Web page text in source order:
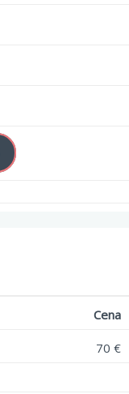
Cena
70 €